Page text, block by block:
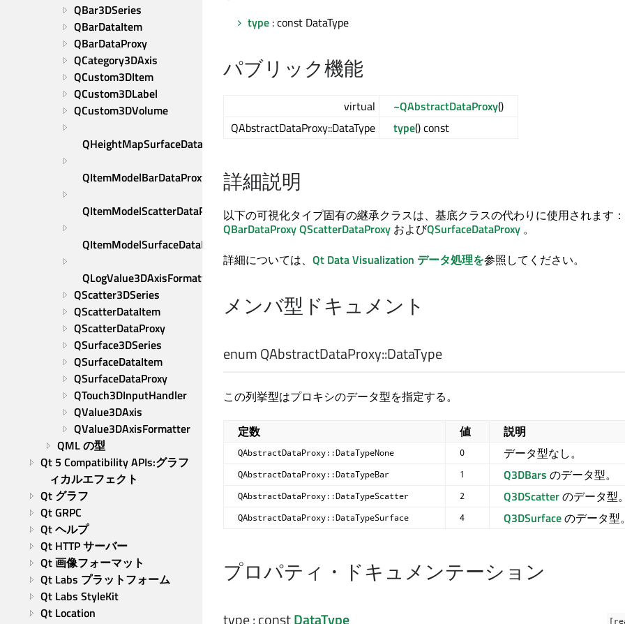
QBar3DSeries
QBarDataItem
QBarDataProxy
QCategory3DAxis
QCustom3DItem
QCustom3DLabel
QCustom3DVolume
QHeightMapSurfaceDataProxy
QItemModelBarDataProxy
QItemModelScatterDataProxy
QItemModelSurfaceDataProxy
QLogValue3DAxisFormatter
QScatter3DSeries
QScatterDataItem
QScatterDataProxy
QSurface3DSeries
QSurfaceDataItem
QSurfaceDataProxy
QTouch3DInputHandler
QValue3DAxis
QValue3DAxisFormatter
QML の型
Qt 5 Compatibility APIs:グラフ
ィカルエフェクト
Qt グラフ
Qt GRPC
Qt ヘルプ
Qt HTTP サーバー
Qt 画像フォーマット
Qt Labs プラットフォーム
Qt Labs StyleKit
Qt Location
type : const DataType
パブリック機能
virtual ~QAbstractDataProxy()
QAbstractDataProxy::DataType
type() const
詳細説明
以下の可視化タイプ固有の継承クラスは、基底クラスの代わりに使用されます：
QBarDataProxyQScatterDataProxy およびQSurfaceDataProxy 。
詳細については、 Qt Data Visualization データ処理を参照してください。
メンバ型ドキュメント
enum QAbstractDataProxy::DataType
この列挙型はプロキシのデータ型を指定する。
定数 値 説明
QAbstractDataProxy::DataTypeNone 0 データ型なし。
QAbstractDataProxy::DataTypeBar 1 Q3DBars のデータ型。
QAbstractDataProxy::DataTypeScatter 2 Q3DScatterのデータ型。
QAbstractDataProxy::DataTypeSurface 4 Q3DSurfaceのデータ型。
プロパティ・ドキュメンテーション
type: constDataType